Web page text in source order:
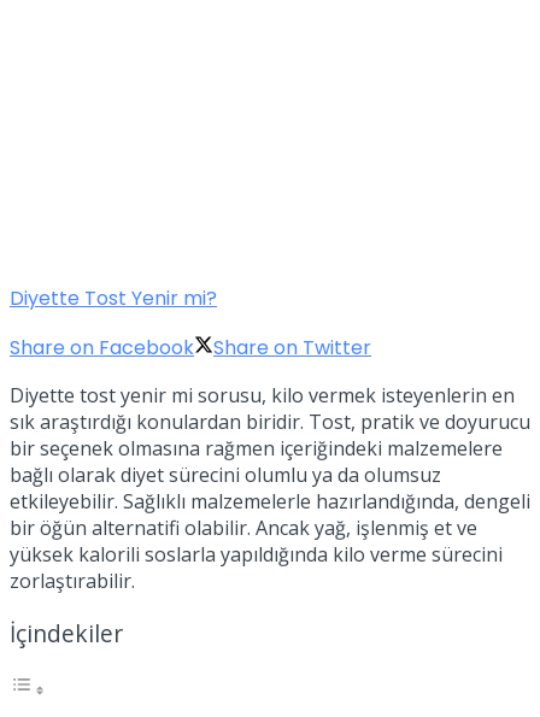
Diyette Tost Yenir mi?
Share on Facebook
Share on Twitter
Diyette tost yenir mi sorusu, kilo vermek isteyenlerin en
sık araştırdığı konulardan biridir. Tost, pratik ve doyurucu
bir seçenek olmasına rağmen içeriğindeki malzemelere
bağlı olarak diyet sürecini olumlu ya da olumsuz
etkileyebilir. Sağlıklı malzemelerle hazırlandığında, dengeli
bir öğün alternatifi olabilir. Ancak yağ, işlenmiş et ve
yüksek kalorili soslarla yapıldığında kilo verme sürecini
zorlaştırabilir.
İçindekiler